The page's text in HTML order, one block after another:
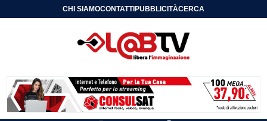
CHI SIAMOCONTATTIPUBBLICITÀCERCA